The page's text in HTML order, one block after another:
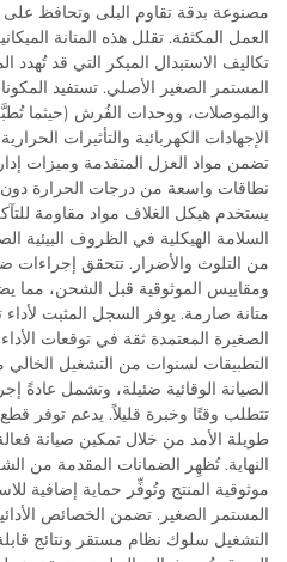
مصنوعة بدقة تقاوم البلى وتحافظ
العمل المكثفة. تقلل هذه المتانة
تكاليف الاستبدال المبكر التي قد تُهدد
المستمر الصغير الأصلي. تستفيد
والموصلات، ووحدات الفُرش (حيثما
الإجهادات الكهربائية والتأثيرات
تضمن مواد العزل المتقدمة وميزات
نطاقات واسعة من درجات الحرارة دون
يستخدم هيكل الغلاف مواد مقاومة
السلامة الهيكلية في الظروف البيئية
من التلوث والأضرار. تتحقق إجراءات
ومقاييس الموثوقية قبل الشحن، مما
متانة صارمة. يوفر السجل المثبت
الصغيرة المعتمدة ثقة في توقعات
التطبيقات لسنوات من التشغيل
الصيانة الوقائية ضئيلة، وتشمل
تتطلب وقتًا وخبرة قليلاً. يدعم توفر قطع
طويلة الأمد من خلال تمكين صيانة
النهاية. تُظهِر الضمانات المقدمة من
موثوقية المنتج وتُوفِّر حماية إضافية
المستمر الصغير. تضمن الخصائص
التشغيل سلوك نظام مستقر ونتائج قابلة